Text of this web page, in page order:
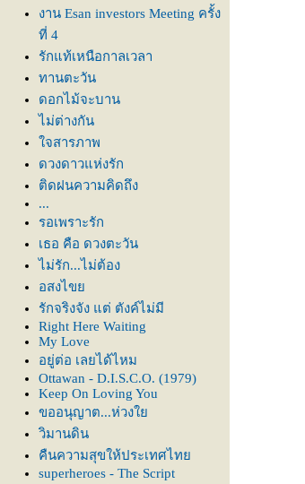
งาน Esan investors Meeting ครั้ง
ที่ 4
รักแท้เหนือกาลเวลา
ทานตะวัน
ดอกไม้จะบาน
ไม่ต่างกัน
จสารภาพ
ดวงดาวแห่งรัก
ติดฝนความคิดถึง
...
รอเพราะรัก
เธอ คือ ดวงตะวัน
ไม่รัก...ไม่ต้อง
อสงไข
รักจริงจัง แต่ ตังค์ไม่มี
Right Here Waiting
My Love
อยู่ต่อ เลยได้ไหม
Ottawan - D.I.S.C.O. (1979)
Keep On Loving You
ขออนุญาต...ห่วง
วิมานดิน
คืนความสุขให้ประเทศไท
superheroes - The Script